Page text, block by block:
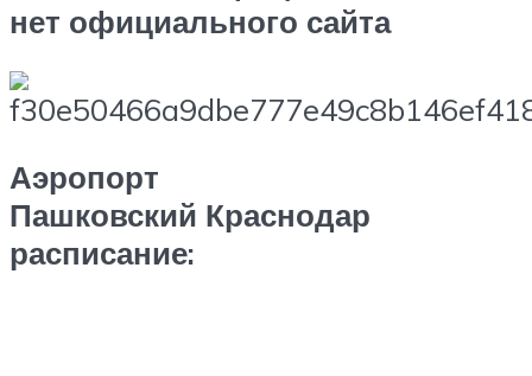
нет официального сайта
Аэропорт
Пашковский Краснодар
расписание: